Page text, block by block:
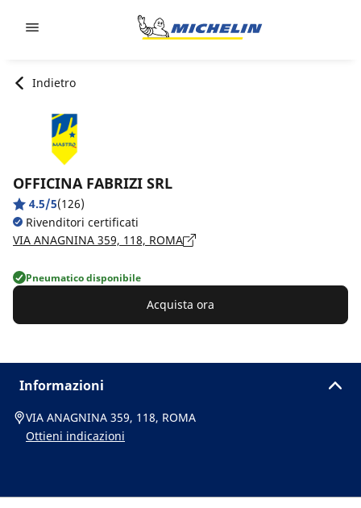
Indietro
OFFICINA FABRIZI SRL
4.5/5(126)
Rivenditori certificati
VIA ANAGNINA 359, 118, ROMA
Pneumatico disponibile
Acquista ora
Informazioni
VIA ANAGNINA 359, 118, ROMA
Ottieni indicazioni